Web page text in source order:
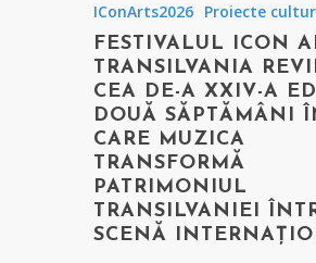
IConArts2026 Proiecte
FESTIVALUL ICON
TRANSILVANIA
CEA DE-A XXIV-A
DOUĂ SĂPTĂMÂNI
CARE MUZICA
TRANSFORMĂ
PATRIMONIUL
TRANSILVANIEI
SCENĂ